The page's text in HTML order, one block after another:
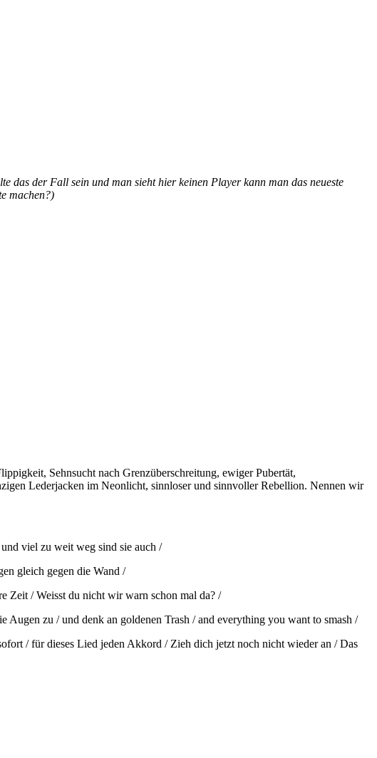
das der Fall sein und man sieht hier keinen Player kann man das neueste
machen?)
Sehnsucht nach Grenzüberschreitung, ewiger Pubertät,
Lederjacken im Neonlicht, sinnloser und sinnvoller Rebellion. Nennen wir
viel zu weit weg sind sie auch /
gleich gegen die Wand /
Zeit / Weisst du nicht wir warn schon mal da? /
zu / und denk an goldenen Trash / and everything you want to smash /
/ für dieses Lied jeden Akkord / Zieh dich jetzt noch nicht wieder an / Das